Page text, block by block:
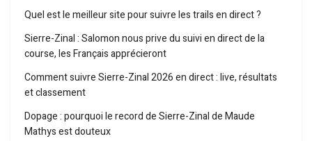
Quel est le meilleur site pour suivre les trails en direct ?
Sierre-Zinal : Salomon nous prive du suivi en direct de la
course, les Français apprécieront
Comment suivre Sierre-Zinal 2026 en direct : live, résultats
et classement
Dopage : pourquoi le record de Sierre-Zinal de Maude
Mathys est douteux